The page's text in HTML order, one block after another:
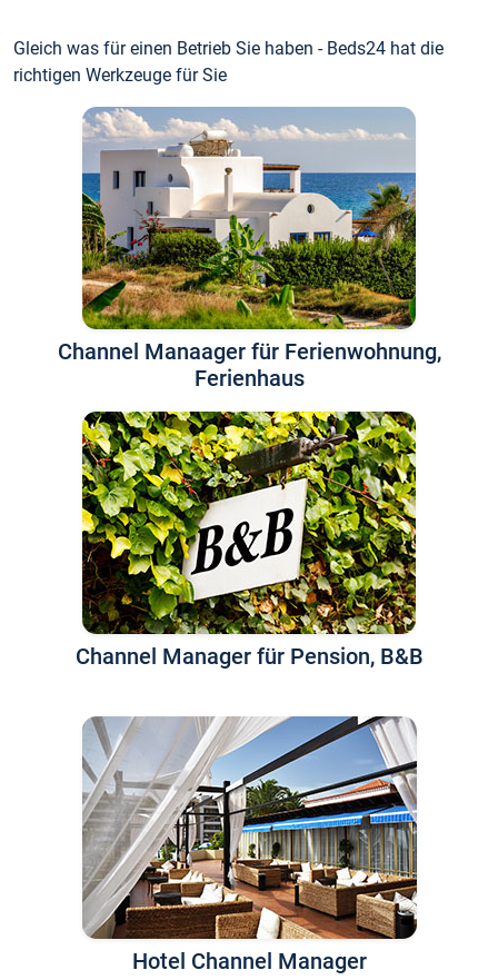
Gleich was für einen Betrieb Sie haben - Beds24 hat die
richtigen Werkzeuge für Sie
Channel Manaager für Ferienwohnung,
Ferienhaus
Channel Manager für Pension, B&B
Hotel Channel Manager